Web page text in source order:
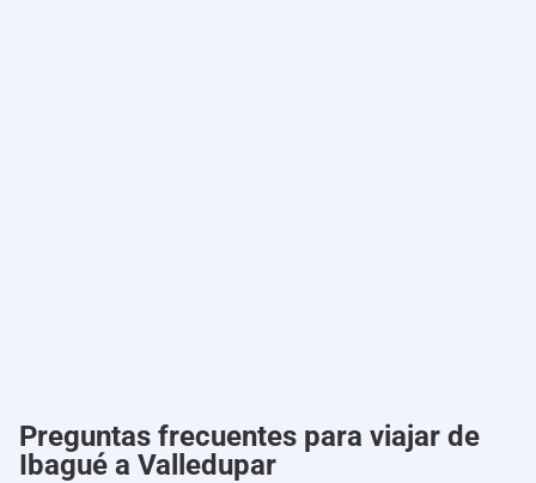
Preguntas frecuentes para viajar de
Ibagué a Valledupar